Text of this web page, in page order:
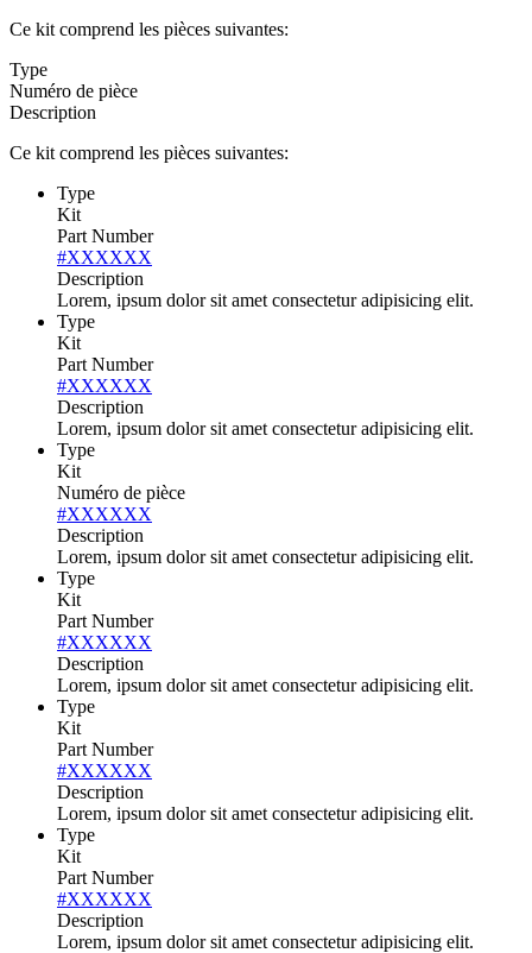
Ce kit comprend les pièces suivantes:
Type
Numéro de pièce
Description
Ce kit comprend les pièces suivantes:
Type
Kit
Part Number
#XXXXXX
Description
Lorem, ipsum dolor sit amet consectetur adipisicing elit.
Type
Kit
Part Number
#XXXXXX
Description
Lorem, ipsum dolor sit amet consectetur adipisicing elit.
Type
Kit
Numéro de pièce
#XXXXXX
Description
Lorem, ipsum dolor sit amet consectetur adipisicing elit.
Type
Kit
Part Number
#XXXXXX
Description
Lorem, ipsum dolor sit amet consectetur adipisicing elit.
Type
Kit
Part Number
#XXXXXX
Description
Lorem, ipsum dolor sit amet consectetur adipisicing elit.
Type
Kit
Part Number
#XXXXXX
Description
Lorem, ipsum dolor sit amet consectetur adipisicing elit.